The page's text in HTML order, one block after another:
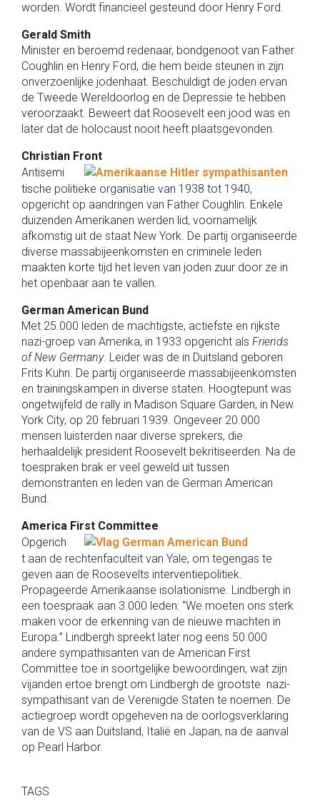
worden. Wordt financieel gesteund door Henry Ford.
Gerald Smith
Minister en beroemd redenaar, bondgenoot van Father
Coughlin en Henry Ford, die hem beide steunen in zijn
onverzoenlijke jodenhaat. Beschuldigt de joden ervan
de Tweede Wereldoorlog en de Depressie te hebben
veroorzaakt. Beweert dat Roosevelt een jood was en
later dat de holocaust nooit heeft plaatsgevonden.
Christian Front
Antisemi
tische politieke organisatie van 1938 tot 1940,
opgericht op aandringen van Father Coughlin. Enkele
duizenden Amerikanen werden lid, voornamelijk
afkomstig uit de staat New York. De partij organiseerde
diverse massabijeenkomsten en criminele leden
maakten korte tijd het leven van joden zuur door ze in
het openbaar aan te vallen.
German American Bund
Met 25.000 leden de machtigste, actiefste en rijkste
nazi-groep van Amerika, in 1933 opgericht als Friends
of New Germany. Leider was de in Duitsland geboren
Frits Kuhn. De partij organiseerde massabijeenkomsten
en trainingskampen in diverse staten. Hoogtepunt was
ongetwijfeld de rally in Madison Square Garden, in New
York City, op 20 februari 1939. Ongeveer 20.000
mensen luisterden naar diverse sprekers, die
herhaaldelijk president Roosevelt bekritiseerden. Na de
toespraken brak er veel geweld uit tussen
demonstranten en leden van de German American
Bund.
America First Committee
Opgerich
t aan de rechtenfaculteit van Yale, om tegengas te
geven aan de Roosevelts interventiepolitiek.
Propageerde Amerikaanse isolationisme. Lindbergh in
een toespraak aan 3.000 leden: “We moeten ons sterk
maken voor de erkenning van de nieuwe machten in
Europa.” Lindbergh spreekt later nog eens 50.000
andere sympathisanten van de American First
Committee toe in soortgelijke bewoordingen, wat zijn
vijanden ertoe brengt om Lindbergh de grootste nazi-
sympathisant van de Verenigde Staten te noemen. De
actiegroep wordt opgeheven na de oorlogsverklaring
van de VS aan Duitsland, Italië en Japan, na de aanval
op Pearl Harbor.
TAGS